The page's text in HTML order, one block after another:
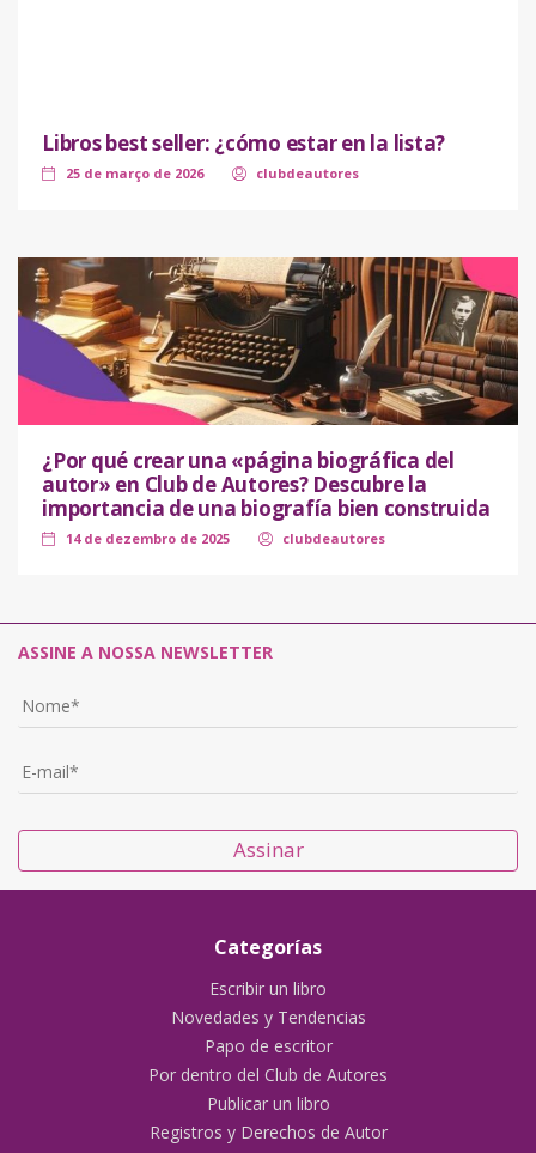
Libros best seller: ¿cómo estar en la lista?
25 de março de 2026 clubdeautores
¿Por qué crear una «página biográfica del
autor» en Club de Autores? Descubre la
importancia de una biografía bien construida
14 de dezembro de 2025 clubdeautores
ASSINE A NOSSA NEWSLETTER
Assinar
Categorías
Escribir un libro
Novedades y Tendencias
Papo de escritor
Por dentro del Club de Autores
Publicar un libro
Registros y Derechos de Autor